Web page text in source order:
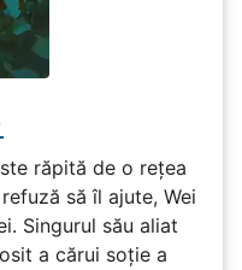
răpită de o rețea
să îl ajute, Wei
Singurul său aliat
a cărui soție a